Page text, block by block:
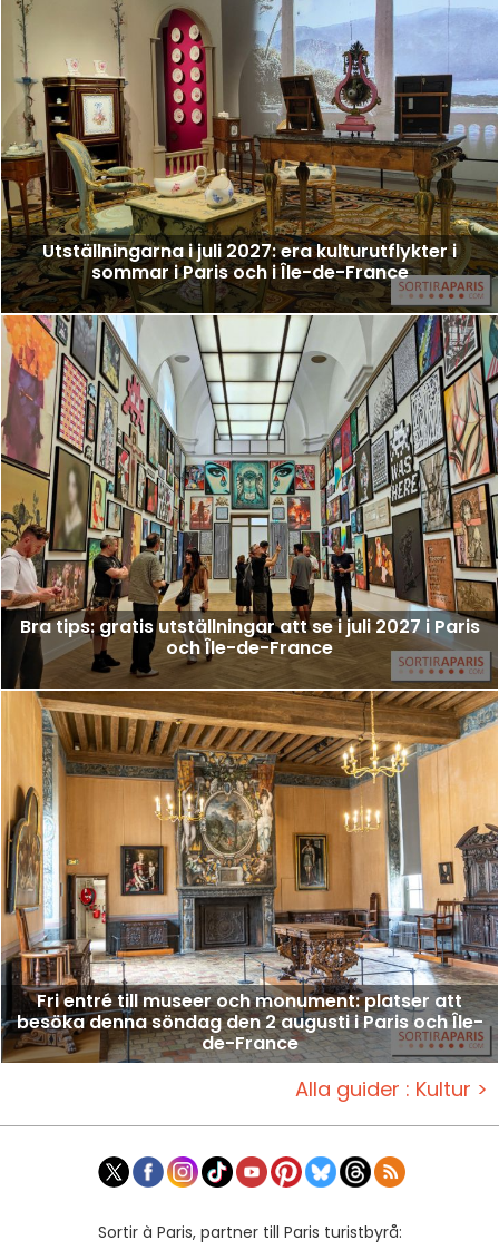
Utställningarna i juli 2027: era kulturutflykter i
sommar i Paris och i Île-de-France
Bra tips: gratis utställningar att se i juli 2027 i Paris
och Île-de-France
Fri entré till museer och monument: platser att
besöka denna söndag den 2 augusti i Paris och Île-
de-France
Alla guider : Kultur >
Sortir à Paris, partner till Paris turistbyrå: